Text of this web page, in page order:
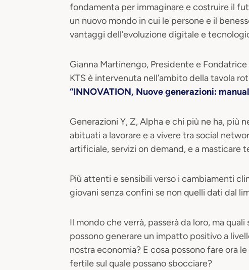
fondamenta per immaginare e costruire il
un nuovo mondo in cui le persone e il
vantaggi dell’evoluzione digitale e
Gianna Martinengo, Presidente e
KTS è intervenuta nell’ambito della tavola
“INNOVATION, Nuove generazioni:
Generazioni Y, Z, Alpha e chi più ne ha, più
abituati a lavorare e a vivere tra social
artificiale, servizi on demand, e a masticare
Più attenti e sensibili verso i cambiamenti
giovani senza confini se non quelli dati dal
​Il mondo che verrà, passerà da loro, ma
possono generare un impatto positivo a
nostra economia? E cosa possono fare ora
fertile sul quale possano sbocciare?